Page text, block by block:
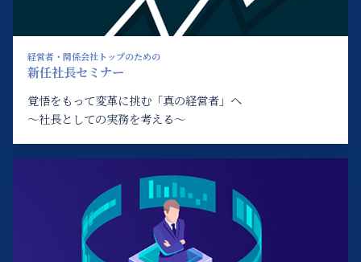
経営者・関係会社トップのための
新任社長セミナー
覚悟をもって変革に挑む「真の経営者」へ
～社長としての実務を考える～